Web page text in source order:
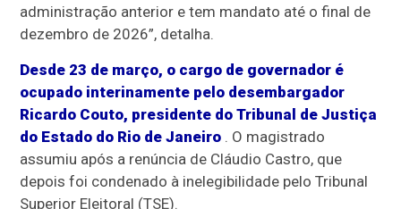
administração anterior e tem mandato até o final de
dezembro de 2026”, detalha.
Desde 23 de março, o cargo de governador é
ocupado interinamente pelo desembargador
Ricardo Couto, presidente do Tribunal de Justiça
do Estado do Rio de Janeiro . O magistrado
assumiu após a renúncia de Cláudio Castro, que
depois foi condenado à inelegibilidade pelo Tribunal
Superior Eleitoral (TSE).